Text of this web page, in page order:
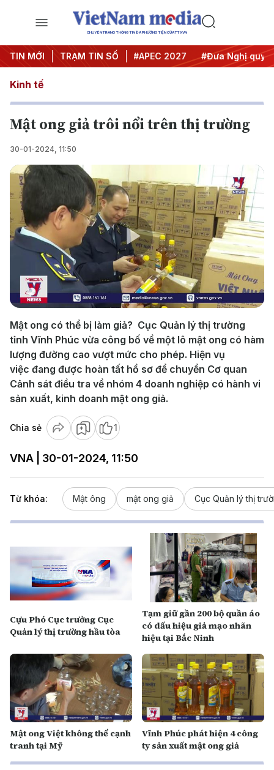
CHUYÊN TRANG THÔNG TIN ĐA PHƯƠNG TIỆN CỦA TTXVN
TIN MỚI TRẠM TIN SỐ
#Hội nghị Trung ương 3 #APEC 2027 #Đưa Nghị quyết
Kinh tế
Mật ong giả trôi nổi trên thị trường
30-01-2024, 11:50
Play
Video
Mật ong có thể bị làm giả? Cục Quản lý thị trường
tỉnh Vĩnh Phúc vừa công bố về một lô mật ong có hàm
lượng đường cao vượt mức cho phép. Hiện vụ
việc đang được hoàn tất hồ sơ để chuyển Cơ quan
Cảnh sát điều tra về nhóm 4 doanh nghiệp có hành vi
sản xuất, kinh doanh mật ong giả.
Chia sẻ 1
VNA | 30-01-2024, 11:50
Từ khóa: Mật ông mật ong giả Cục Quản lý thị
Cựu Phó Cục trưởng Cục
Quản lý thị trường hầu tòa
Tạm giữ gần 200 bộ quần áo
có dấu hiệu giả mạo nhãn
hiệu tại Bắc Ninh
Mật ong Việt không thể cạnh
tranh tại Mỹ
Vĩnh Phúc phát hiện 4 công
ty sản xuất mật ong giả